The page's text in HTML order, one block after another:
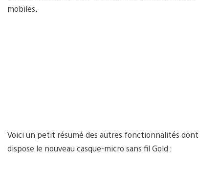
mobiles.
Voici un petit résumé des autres fonctionnalités dont
dispose le nouveau casque-micro sans fil Gold :